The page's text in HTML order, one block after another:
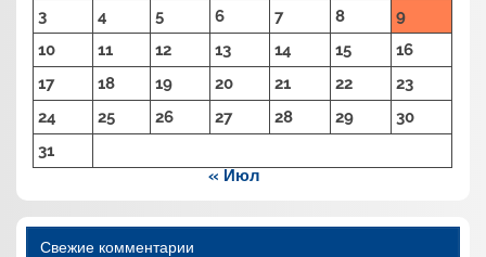
3
4 5 6 7 8
9
10
11 12 13 14 15
16
17
18 19 20 21 22
23
24
25 26 27 28 29
30
31
« Июл
Свежие комментарии